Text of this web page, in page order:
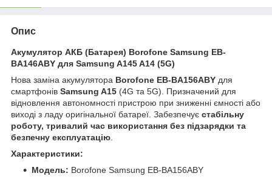
Опис
Акумулятор АКБ (Батарея) Borofone Samsung EB-
BA146ABY для Samsung A145 A14 (5G)
Нова заміна акумулятора Borofone EB-BA156ABY для
смартфонів Samsung A15 (4G та 5G). Призначений для
відновлення автономності пристрою при зниженні ємності або
виході з ладу оригінальної батареї. Забезпечує стабільну
роботу, тривалий час використання без підзарядки та
безпечну експлуатацію
Характеристики:
Модель: Borofone Samsung EB-BA156ABY